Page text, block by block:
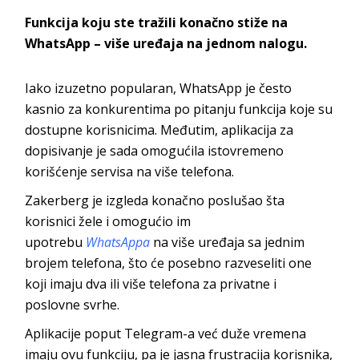
Funkcija koju ste tražili konačno stiže na
WhatsApp – više uređaja na jednom nalogu.
Iako izuzetno popularan, WhatsApp je često
kasnio za konkurentima po pitanju funkcija koje su
dostupne korisnicima. Međutim, aplikacija za
dopisivanje je sada omogućila istovremeno
korišćenje servisa na više telefona.
Zakerberg je izgleda konačno poslušao šta
korisnici žele i omogućio im
upotrebu WhatsAppa na više uređaja sa jednim
brojem telefona, što će posebno razveseliti one
koji imaju dva ili više telefona za privatne i
poslovne svrhe.
Aplikacije poput Telegram-a već duže vremena
imaju ovu funkciju, pa je jasna frustracija korisnika,